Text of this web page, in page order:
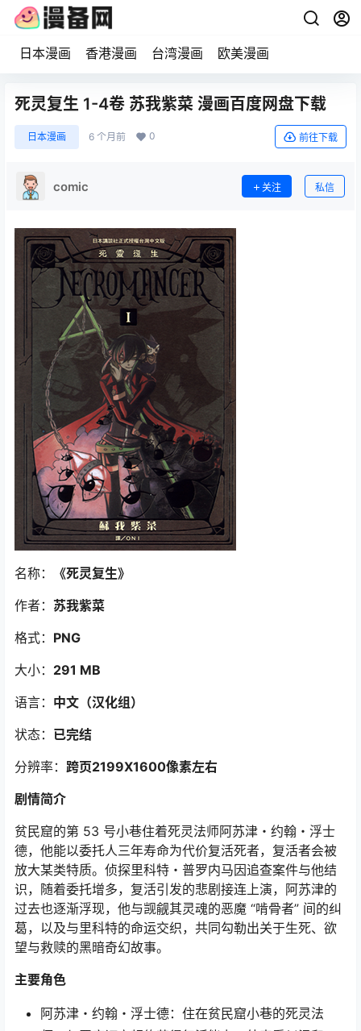
日本漫画 香港漫画 台湾漫画 欧美漫画
死灵复生 1-4卷 苏我紫菜 漫画百度网盘下载
日本漫画 6 个月前 0 前往下载
comic 关注 私信
名称：
《死灵复生》
作者： 苏我紫菜
格式： PNG
大小： 291 MB
语言： 中文（汉化组）
状态： 已完结
分辨率： 跨页2199X1600像素左右
剧情简介
贫民窟的第 53 号小巷住着死灵法师阿苏津・约翰・浮士
德，他能以委托人三年寿命为代价复活死者，复活者会被
放大某类特质。侦探里科特・普罗内马因追查案件与他结
识，随着委托增多，复活引发的悲剧接连上演，阿苏津的
过去也逐渐浮现，他与觊觎其灵魂的恶魔 “啃骨者” 间的纠
葛，以及与里科特的命运交织，共同勾勒出关于生死、欲
望与救赎的黑暗奇幻故事。
主要角色
阿苏津・约翰・浮士德：住在贫民窟小巷的死灵法